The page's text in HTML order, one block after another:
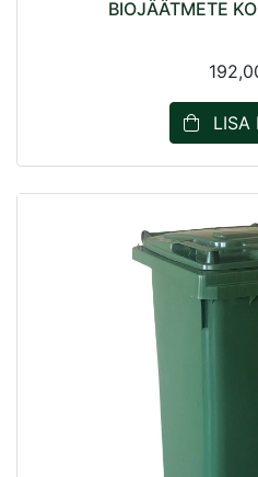
BIOJÄÄTMETE
LISA